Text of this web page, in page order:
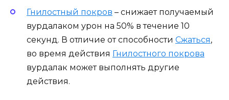
Гнилостный покров – снижает получаемый
вурдалаком урон на 50% в течение 10
секунд. В отличие от способности Сжаться,
во время действия Гнилостного покрова
вурдалак может выполнять другие
действия.